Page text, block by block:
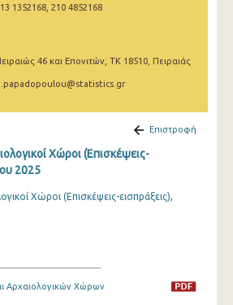
2024
2024
1352168, 210 4852168
46 και Επονιτών, ΤΚ 18510, Πειραιάς
Επιστροφή
Χώροι (Επισκέψεις-
2025
Χώροι (Επισκέψεις-εισπράξεις),
Αρχαιολογικών Χώρων